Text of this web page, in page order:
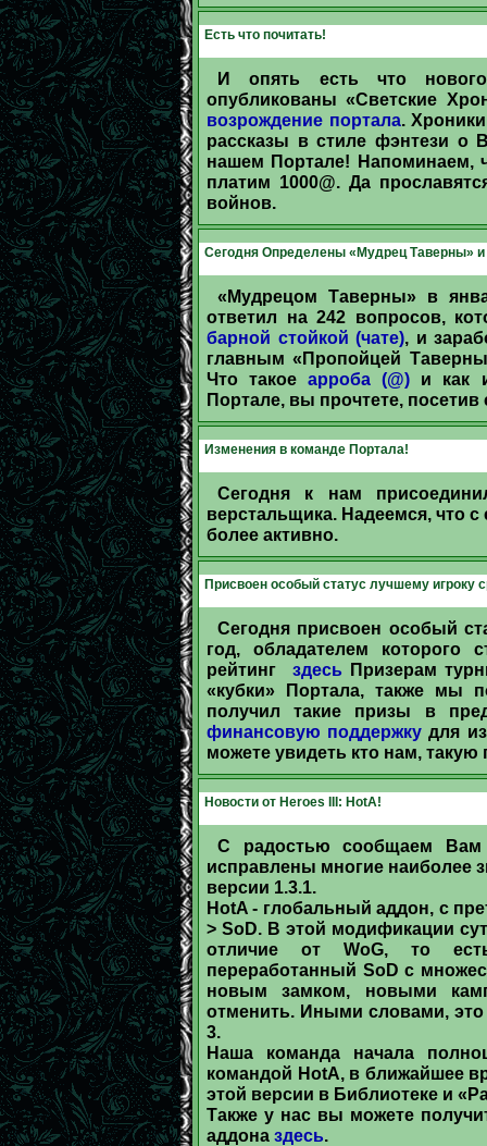
Есть что почитать!
И опять есть что
опубликованы «Светские
возрождение портала.
рассказы в стиле фэнтези о
нашем Портале! Напоминаем,
платим 1000@. Да
войнов.
Сегодня Определены «Мудрец Таверны»
«Мудрецом Таверны» в
ответил на 242 вопросов,
барной стойкой (чате), и
главным «Пропойцей
Что такоеарроба (@) и как
Портале, вы прочтете,
Изменения в команде Портала!
Сегодня к нам
верстальщика. Надеемся, что
более активно.
Присвоен особый статус лучшему игроку
Сегодня присвоен особый
год, обладателем которого
рейтинг здесьПризерам
«кубки» Портала, также мы
получил такие призы в
финансовую поддержку для
можете увидеть кто нам, такую
Новости от Heroes III: HotA!
С радостью сообщаем Вам
исправлены многие наиболее
версии 1.3.1.
HotA - глобальный аддон, с
> SoD. В этой модификации
отличие от WoG, то
переработанный SoD с
новым замком, новыми
отменить. Иными словами,
3.
Наша команда начала
командой HotA, в ближайшее
этой версии в Библиотеке и
Также у нас вы можете
аддона здесь.